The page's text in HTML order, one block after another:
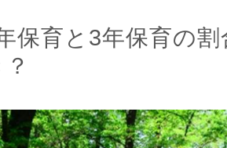
保育と3年保育の